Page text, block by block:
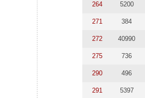
264 5200
271 384
272 40990
275 736
290 496
291 5397